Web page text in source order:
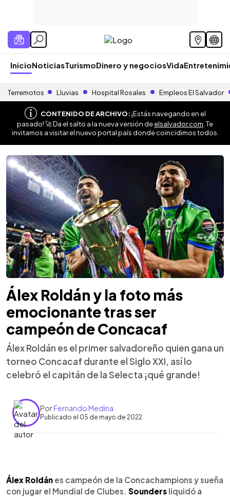
InicioNoticiasTurismoDinero y negociosVida
Terremotos Lluvias Hospital Rosales Empleos El Salvador
CONTENIDO DE ARCHIVO:¡Estás navegando en el
pasado! 🚀 Da el salto a la nueva versión deelsalvador.com . Te
invitamos a visitar el nuevo portal país donde coincidimos todos.
Álex Roldán y la foto más
emocionante tras ser
campeón de Concacaf
Álex Roldán es el primer salvadoreño quien gana un
torneo Concacaf durante el Siglo XXI, así lo
celebró el capitán de la Selecta ¡qué grande!
PorFernando Medina
Publicado el 05 de mayo de 2022
► Escuchar artículo
Álex Roldán es campeón de la Concachampions y sueña
con jugar el Mundial de Clubes. Sounders liquidó a